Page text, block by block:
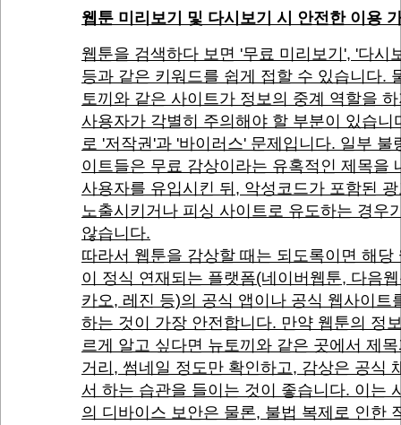
웹툰 미리보기 및 다시보기 시 안전한 이용
웹툰을 검색하다 보면 '무료 미리보기', '다시
등과 같은 키워드를 쉽게 접할 수 있습니다.
토끼와 같은 사이트가 정보의 중계 역할을
사용자가 각별히 주의해야 할 부분이 있습니
로 '저작권'과 '바이러스' 문제입니다. 일부 불
이트들은 무료 감상이라는 유혹적인 제목을
사용자를 유입시킨 뒤, 악성코드가 포함된
노출시키거나 피싱 사이트로 유도하는 경우
않습니다.
따라서 웹툰을 감상할 때는 되도록이면 해당
이 정식 연재되는 플랫폼(네이버웹툰, 다음
카오, 레진 등)의 공식 앱이나 공식 웹사이트
하는 것이 가장 안전합니다. 만약 웹툰의 정
르게 알고 싶다면 뉴토끼와 같은 곳에서 제
거리, 썸네일 정도만 확인하고, 감상은 공식
서 하는 습관을 들이는 것이 좋습니다. 이는
의 디바이스 보안은 물론, 불법 복제로 인한